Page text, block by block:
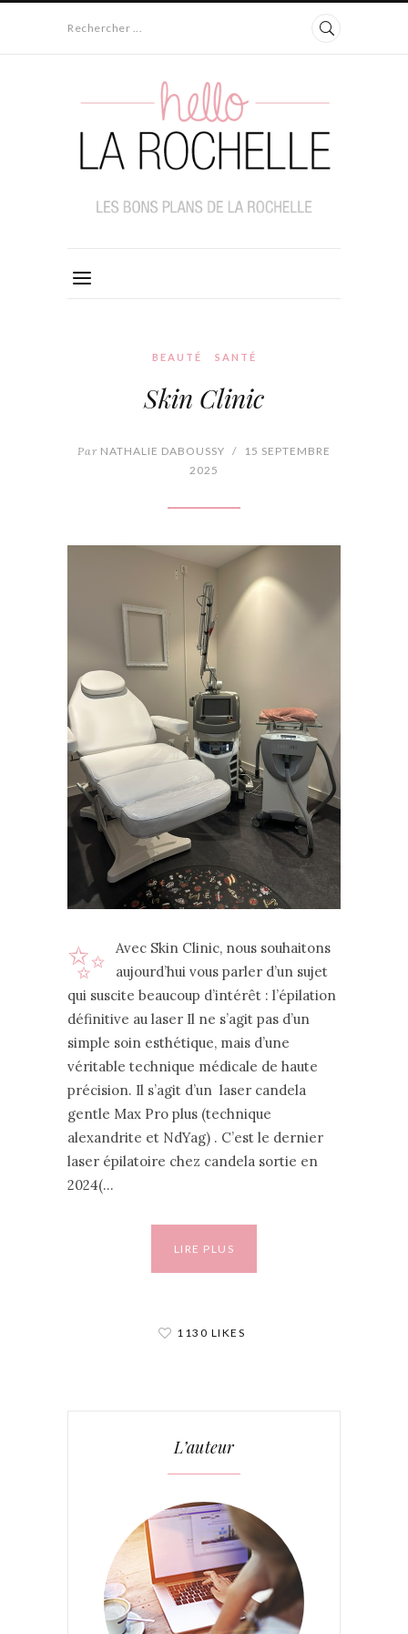
Rechercher ...
BEAUTÉ SANTÉ
Skin Clinic
Par NATHALIE DABOUSSY /
15 SEPTEMBRE
2025
✨
Avec Skin Clinic, nous souhaitons
aujourd’hui vous parler d’un sujet
qui suscite beaucoup d’intérêt : l’épilation
définitive au laser Il ne s’agit pas d’un
simple soin esthétique, mais d’une
véritable technique médicale de haute
précision. Il s’agit d’un laser candela
gentle Max Pro plus (technique
alexandrite et NdYag) . C’est le dernier
laser épilatoire chez candela sortie en
2024(…
LIRE PLUS
1130 LIKES
L’auteur